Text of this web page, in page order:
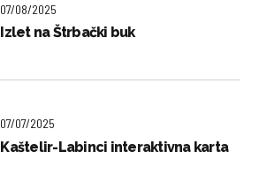
07/08/2025
Izlet na Štrbački buk
07/07/2025
Kaštelir-Labinci interaktivna karta